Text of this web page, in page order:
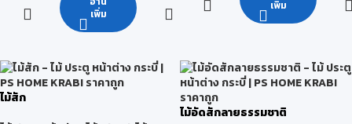
หลายชั้น โดยใช้กาวชนิดพิเศษและ
เรซินเป็นส่วนผสม ผ่าน
กระบวนการอัดด้วยความร้อนและ
มาตรฐานสากล จากโรงงานผู้ผลิต
ประเทศมาเลเซีย ซึ่งเป็นผู้ผลิต OSB
เพิ่ม
เพิ่ม
ไม้สัก
ไม้อัดสักลายธรรมชาติ